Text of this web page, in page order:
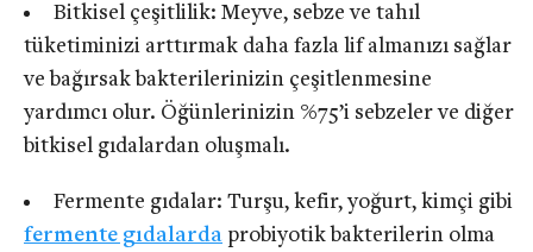
Bitkisel çeşitlilik: Meyve, sebze ve tahıl
tüketiminizi arttırmak daha fazla lif almanızı sağlar
ve bağırsak bakterilerinizin çeşitlenmesine
yardımcı olur. Öğünlerinizin %75’i sebzeler ve diğer
bitkisel gıdalardan oluşmalı.
Fermente gıdalar: Turşu, kefir, yoğurt, kimçi gibi
fermente gıdalarda probiyotik bakterilerin olma